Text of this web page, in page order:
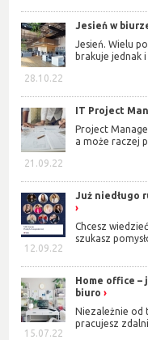
28.10.22
Jesień w
Jesień. Wielu
brakuje jednak i
21.09.22
IT Project
Project
a może raczej
12.09.22
Już niedługo
Chcesz
szukasz
15.07.22
Home office –
biuro
Niezależnie od
pracujesz